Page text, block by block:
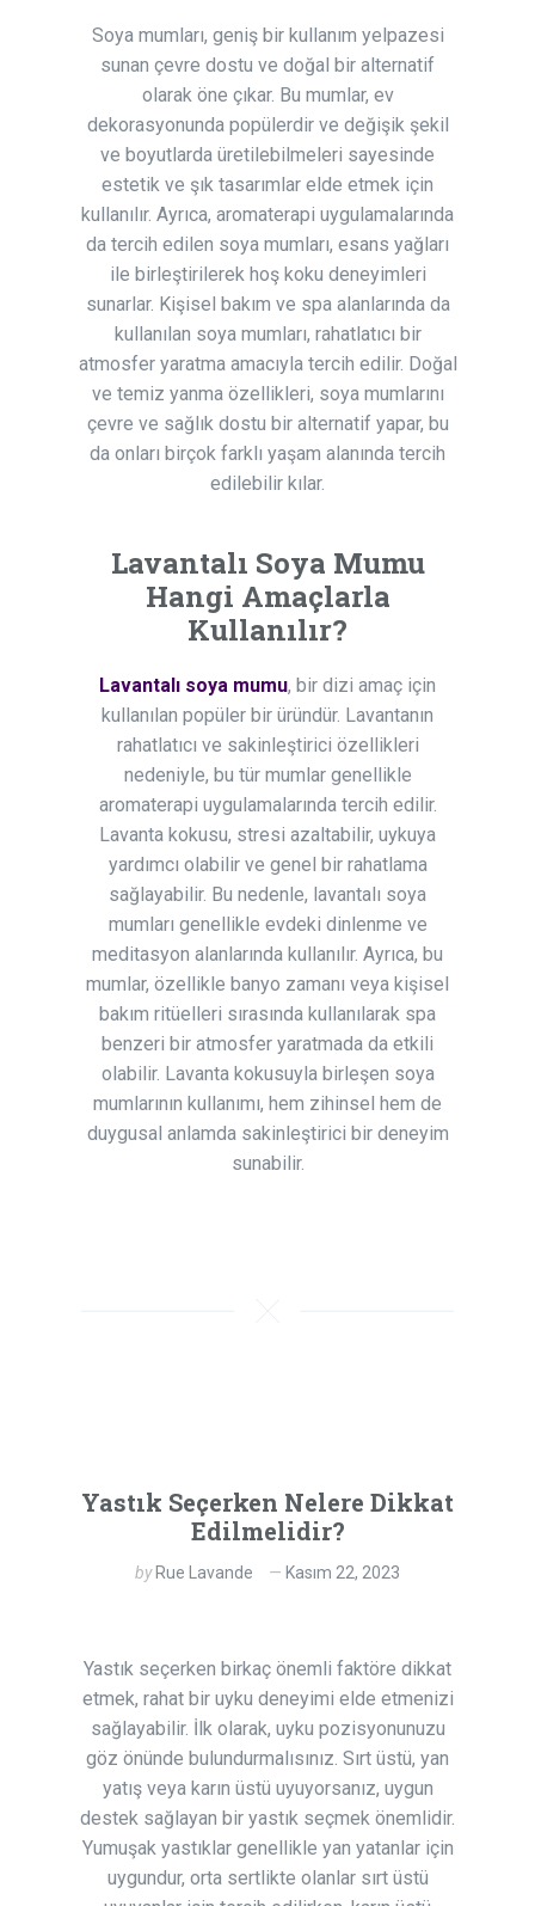
Soya mumları, geniş bir kullanım yelpazesi
sunan çevre dostu ve doğal bir alternatif
olarak öne çıkar. Bu mumlar, ev
dekorasyonunda popülerdir ve değişik şekil
ve boyutlarda üretilebilmeleri sayesinde
estetik ve şık tasarımlar elde etmek için
kullanılır. Ayrıca, aromaterapi uygulamalarında
da tercih edilen soya mumları, esans yağları
ile birleştirilerek hoş koku deneyimleri
sunarlar. Kişisel bakım ve spa alanlarında da
kullanılan soya mumları, rahatlatıcı bir
atmosfer yaratma amacıyla tercih edilir. Doğal
ve temiz yanma özellikleri, soya mumlarını
çevre ve sağlık dostu bir alternatif yapar, bu
da onları birçok farklı yaşam alanında tercih
edilebilir kılar.
Lavantalı Soya Mumu
Hangi Amaçlarla
Kullanılır?
Lavantalı soya mumu, bir dizi amaç için
kullanılan popüler bir üründür. Lavantanın
rahatlatıcı ve sakinleştirici özellikleri
nedeniyle, bu tür mumlar genellikle
aromaterapi uygulamalarında tercih edilir.
Lavanta kokusu, stresi azaltabilir, uykuya
yardımcı olabilir ve genel bir rahatlama
sağlayabilir. Bu nedenle, lavantalı soya
mumları genellikle evdeki dinlenme ve
meditasyon alanlarında kullanılır. Ayrıca, bu
mumlar, özellikle banyo zamanı veya kişisel
bakım ritüelleri sırasında kullanılarak spa
benzeri bir atmosfer yaratmada da etkili
olabilir. Lavanta kokusuyla birleşen soya
mumlarının kullanımı, hem zihinsel hem de
duygusal anlamda sakinleştirici bir deneyim
sunabilir.
Yastık Seçerken Nelere Dikkat
Edilmelidir?
by Rue Lavande Kasım 22, 2023
Yastık seçerken birkaç önemli faktöre dikkat
etmek, rahat bir uyku deneyimi elde etmenizi
sağlayabilir. İlk olarak, uyku pozisyonunuzu
göz önünde bulundurmalısınız. Sırt üstü, yan
yatış veya karın üstü uyuyorsanız, uygun
destek sağlayan bir yastık seçmek önemlidir.
Yumuşak yastıklar genellikle yan yatanlar için
uygundur, orta sertlikte olanlar sırt üstü